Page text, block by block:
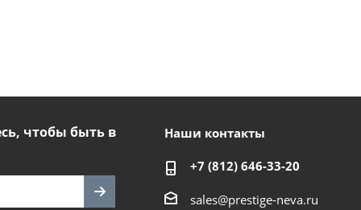
чтобы быть в Наши контакты
+7 (812) 646-33-20
sales@prestige-neva.ru